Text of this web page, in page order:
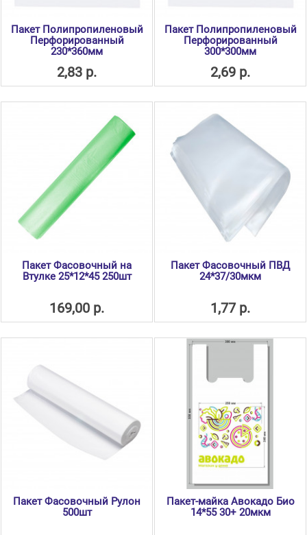
Пакет Полипропиленовый
Перфорированный
230*360мм
2,83 р.
Пакет Полипропиленовый
Перфорированный
300*300мм
2,69 р.
Пакет Фасовочный на
Втулке 25*12*45 250шт
169,00 р.
Пакет Фасовочный ПВД
24*37/30мкм
1,77 р.
Пакет Фасовочный Рулон
500шт
Пакет-майка Авокадо Био
14*55 30+ 20мкм